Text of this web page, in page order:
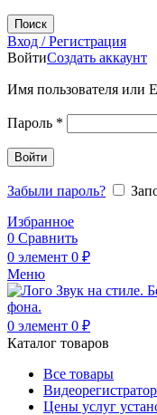
Поиск
Вход / Регистрация
ВойтиСоздать аккаунт
Имя пользователя или
Пароль *
Войти
Забыли пароль?
Избранное
0 Сравнить
0 элемент 0 ₽
Меню
0 элемент 0 ₽
Каталог товаров
Все товары
Цены услуг